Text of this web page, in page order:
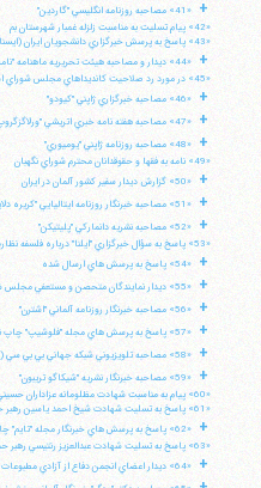
+
«41» مصاحبه روزنامه انگليسي "گاردين"
«42» پيام تسليت به مناسبت زلزله غمبار شهرستان بم
«43» پاسخ به پرسش خبرگزاري دانشجويان ايران (ايسنا)
+
«44» ديدار و مصاحبه هيئت تحريريه ماهنامه "نامه"
«45» در مورد رد صلاحيت كانديداهاي مجلس شوراي اسلامي
+ «46» مصاحبه خبرگزاري ژاپني "كيودو"
+ «47» مصاحبه هفته نامه خبري اتريشي "ورلاگزگروپ"
+
«48» مصاحبه روزنامه ژاپني "يوميوري"
«49» نامه به فقها و حقوقدانان محترم شوراي نگهبان
+ «50» گزارش ديدار سفير كشور آلمان در ايران
+ «51» مصاحبه خبرنگار روزنامه ايتاليايي "كريره دلايسرا"
+
«52» مصاحبه نشريه دانماركي "پليتيكن"
«53» پاسخ به سؤال خبرگزاري "ايلنا" درباره فلسفه نظارت شوراي نگهبان برانتخابات
+ «54» پاسخ به پرسش هاي ارسال شده
+ «55» ديدار نمايندگان متحصن و مستعفي مجلس ششم
+ «56» مصاحبه خبرنگار روزنامه آلماني "اشترن"
+ «57» پاسخ به پرسش هاي مجله "فلوشيپ" چاپ نيويورك
+ «58» مصاحبه تلويزيوني شبكه جهاني بي بي سي (WORLD BBC)
+
«59» مصاحبه خبرنگار نشريه "شيكاگو تريبون"
«60» پيام به مناسبت شهادت مظلومانه عزاداران حسيني در روز عاشورا
«61» پاسخ به تسليت شهادت شيخ احمد ياسين رهبر حماس
+
«62» پاسخ به پرسش هاي خبرنگار مجله "تايم" چاپ آمريكا
«63» پاسخ به تسليت شهادت عبدالعزيز رنتيسي رهبر حماس
+ «64» ديدار اعضاي انجمن دفاع از آزادي مطبوعات
وب سایت
ایران،قم،میدان مصلّی،
شماره ٨
تلفن 37740011-25-98+ تا 14
فکس25-98+